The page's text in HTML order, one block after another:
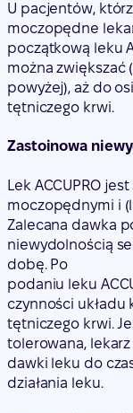
U pacjentów,
moczopędne
początkową leku
można zwiększać
powyżej), aż do
tętniczego krwi.
Zastoinowa
Lek ACCUPRO
moczopędnymi i
Zalecana dawka
niewydolnością
dobę. Po
podaniu leku
czynności układu
tętniczego krwi.
tolerowana,
dawki leku do
działania leku.